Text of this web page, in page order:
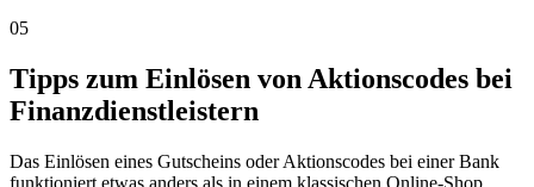
05
Tipps zum Einlösen von Aktionscodes bei
Finanzdienstleistern
Das Einlösen eines Gutscheins oder Aktionscodes bei einer Bank